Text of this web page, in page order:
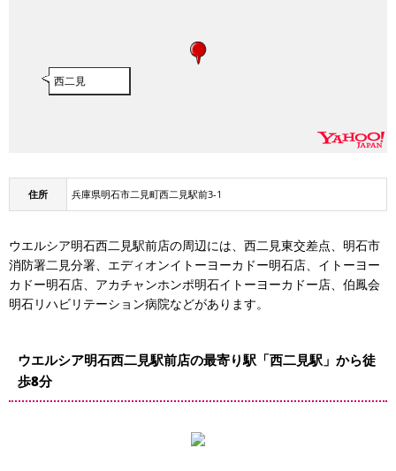
西二見
住所 兵庫県明石市二見町西二見駅前3-1
ウエルシア明石西二見駅前店の周辺には、西二見東交差点、明石市
消防署二見分署、エディオンイトーヨーカドー明石店、イトーヨー
カドー明石店、アカチャンホンポ明石イトーヨーカドー店、伯鳳会
明石リハビリテーション病院などがあります。
ウエルシア明石西二見駅前店の最寄り駅「西二見駅」から徒
歩8分